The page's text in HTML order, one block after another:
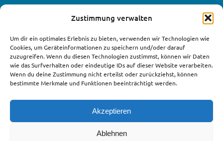
Zustimmung verwalten
Um dir ein optimales Erlebnis zu bieten, verwenden wir Technologien wie
Cookies, um Geräteinformationen zu speichern und/oder darauf
zuzugreifen. Wenn du diesen Technologien zustimmst, können wir Daten
wie das Surfverhalten oder eindeutige IDs auf dieser Website verarbeiten.
Wenn du deine Zustimmung nicht erteilst oder zurückziehst, können
bestimmte Merkmale und Funktionen beeinträchtigt werden.
Akzeptieren
Ablehnen
© 2026 Evangelische Kirchengemeinde St.
Jacobi Greifswald
IMPRESSUM